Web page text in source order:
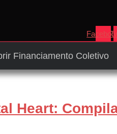
Financiamento Coletivo
Heart: